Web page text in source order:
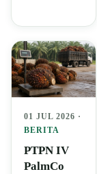
01 JUL 2026 ·
BERITA
PTPN IV
PalmCo